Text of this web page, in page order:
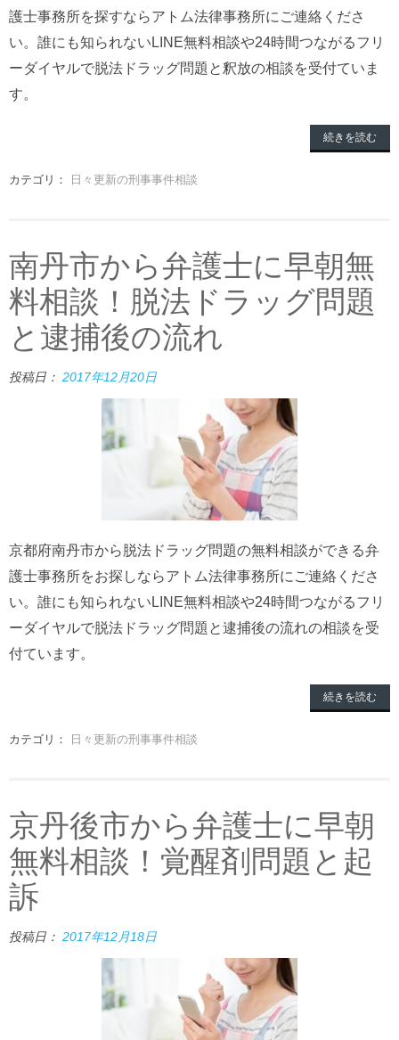
護士事務所を探すならアトム法律事務所にご連絡くださ
い。誰にも知られないLINE無料相談や24時間つながるフリ
ーダイヤルで脱法ドラッグ問題と釈放の相談を受付ていま
す。
続きを読む
カテゴリ： 日々更新の刑事事件相談
南丹市から弁護士に早朝無
料相談！脱法ドラッグ問題
と逮捕後の流れ
投稿日： 2017年12月20日
京都府南丹市から脱法ドラッグ問題の無料相談ができる弁
護士事務所をお探しならアトム法律事務所にご連絡くださ
い。誰にも知られないLINE無料相談や24時間つながるフリ
ーダイヤルで脱法ドラッグ問題と逮捕後の流れの相談を受
付ています。
続きを読む
カテゴリ： 日々更新の刑事事件相談
京丹後市から弁護士に早朝
無料相談！覚醒剤問題と起
訴
投稿日： 2017年12月18日